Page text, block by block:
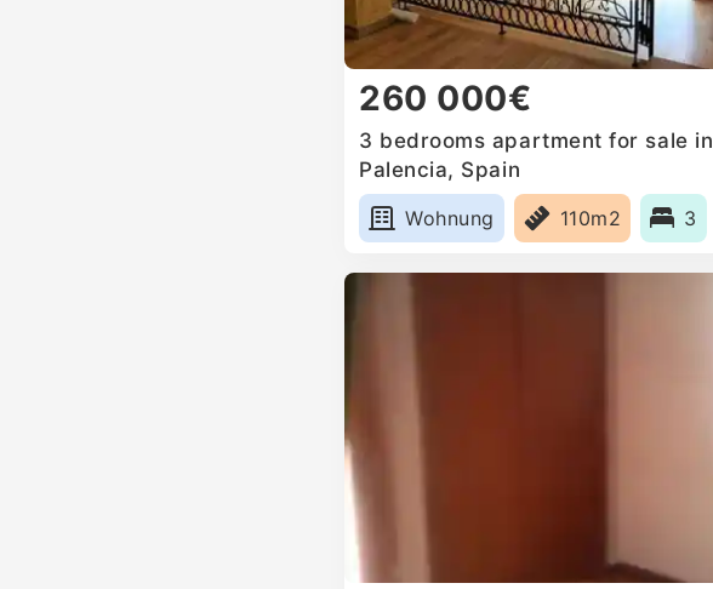
260 000€
3 bedrooms apartment for sale in
Palencia, Spain
Wohnung
110m2 3